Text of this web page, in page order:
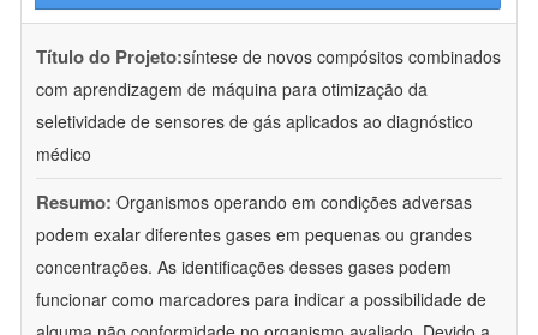
Título do Projeto:síntese de novos compósitos combinados
com aprendizagem de máquina para otimização da
seletividade de sensores de gás aplicados ao diagnóstico
médico
Resumo: Organismos operando em condições adversas
podem exalar diferentes gases em pequenas ou grandes
concentrações. As identificações desses gases podem
funcionar como marcadores para indicar a possibilidade de